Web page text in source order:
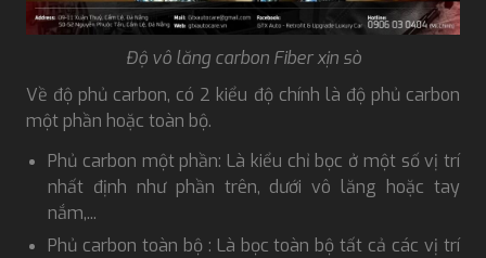
Độ vô lăng carbon Fiber xịn sò
Về độ phủ carbon, có 2 kiểu độ chính là độ phủ carbon
một phần hoặc toàn bộ.
Phủ carbon một phần: Là kiểu chỉ bọc ở một số vị trí
nhất định như phần trên, dưới vô lăng hoặc tay
nắm,...
Phủ carbon toàn bộ : Là bọc toàn bộ tất cả các vị trí